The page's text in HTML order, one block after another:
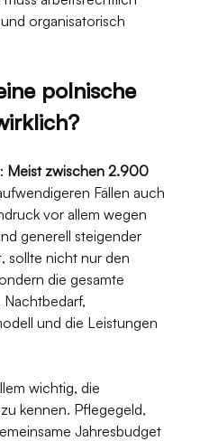
organisatorisch
polnische
Meist zwischen 2.900
Fällen auch
vor allem wegen
generell steigender
sollte nicht nur den
die gesamte
und die Leistungen
wichtig, die
kennen. Pflegegeld,
Jahresbudget